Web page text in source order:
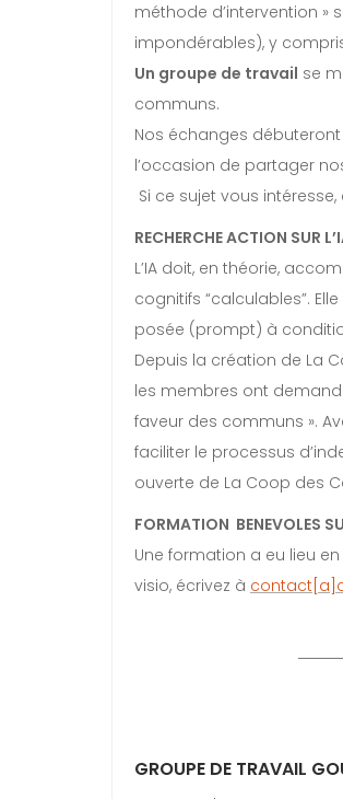
méthode d’intervention »
impondérables), y
Un groupe de travail se
communs.
Nos échanges débuteront
l’occasion de partager
Si ce sujet vous
RECHERCHE ACTION SUR
L’IA doit, en théorie,
cognitifs “calculables”.
posée (prompt) à
Depuis la création de La
les membres ont
faveur des communs ».
faciliter le processus
ouverte de La Coop des
FORMATION BENEVOLES
Une formation a eu lieu
visio, écrivez à
GROUPE DE TRAVAIL